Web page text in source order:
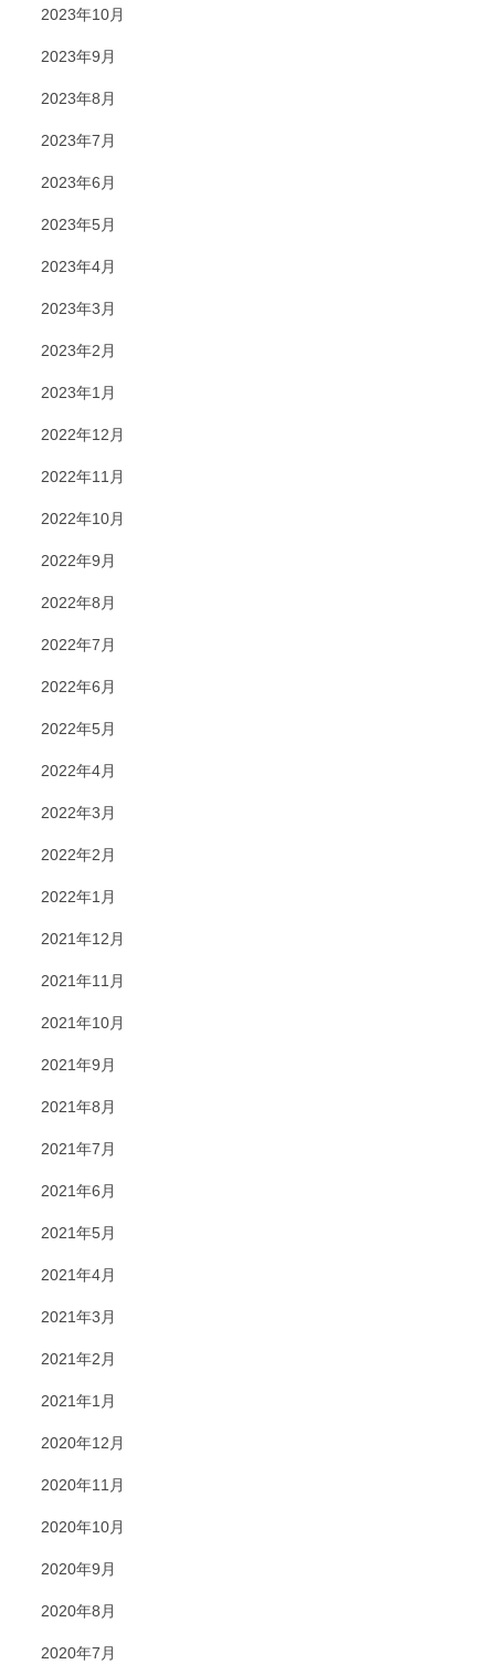
2023年10月
2023年9月
2023年8月
2023年7月
2023年6月
2023年5月
2023年4月
2023年3月
2023年2月
2023年1月
2022年12月
2022年11月
2022年10月
2022年9月
2022年8月
2022年7月
2022年6月
2022年5月
2022年4月
2022年3月
2022年2月
2022年1月
2021年12月
2021年11月
2021年10月
2021年9月
2021年8月
2021年7月
2021年6月
2021年5月
2021年4月
2021年3月
2021年2月
2021年1月
2020年12月
2020年11月
2020年10月
2020年9月
2020年8月
2020年7月